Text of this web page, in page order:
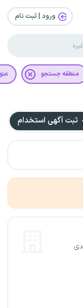
ورود | ثبت‌ نام
منطقه جستجو
ثبت آگهی استخدام